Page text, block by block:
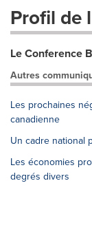
Profil de
Le Conference
Autres
Les prochaines
canadienne
Un cadre national
Les économies
degrés divers